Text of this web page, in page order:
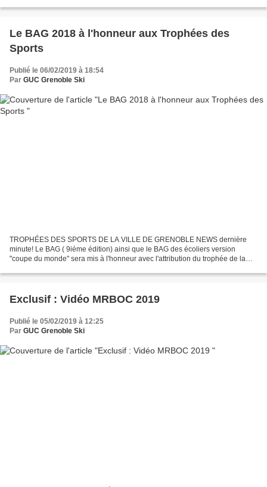
Le BAG 2018 à l'honneur aux Trophées des
Sports
Publié le 06/02/2019 à 18:54
Par GUC Grenoble Ski
TROPHÉES DES SPORTS DE LA VILLE DE GRENOBLE NEWS dernière
minute! Le BAG ( 9iéme édition) ainsi que le BAG des écoliers version
"coupe du monde" sera mis à l'honneur avec l'attribution du trophée de la
Exclusif : Vidéo MRBOC 2019
Publié le 05/02/2019 à 12:25
Par GUC Grenoble Ski